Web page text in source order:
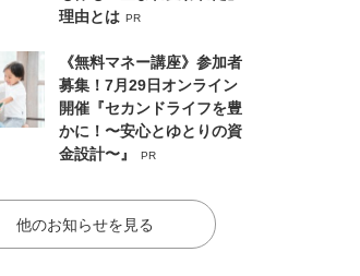
理由とは PR
《無料マネー講座》参加者
募集！7月29日オンライン
開催『セカンドライフを豊
かに！〜安心とゆとりの資
金設計〜』
PR
他のお知らせを見る